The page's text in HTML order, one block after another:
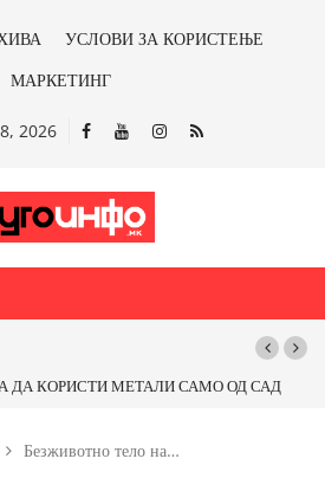
УСЛОВИ ЗА КОРИСТЕЊЕ
МАРКЕТИНГ
8, 2026
МЕТАЛИ САМО ОД САД
Почнува
Безживотно тело на…